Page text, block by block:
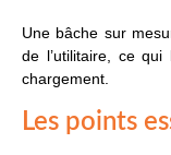
Une bâche sur
de l’utilitaire, ce
chargement.
Les points